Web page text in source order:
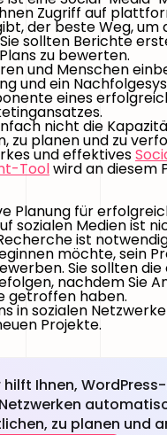
Zugriff auf
der beste Weg, um
sollten Berichte
zu bewerten.
und Menschen
und ein
eines
nicht die
zu planen und zu
und effektives
Toolwird an diesem
Planung für
sozialen Medien ist
ist
möchte, sein
Sie sollten
nachdem Sie
getroffen haben.
in sozialen
Projekte.
hilft Ihnen,
zu planen und